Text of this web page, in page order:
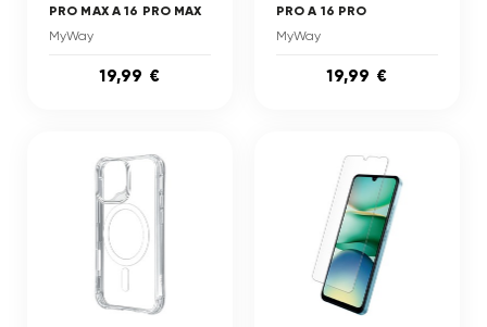
PRO MAX A 16 PRO MAX
MyWay
19,99 €
PRO A 16 PRO
MyWay
19,99 €